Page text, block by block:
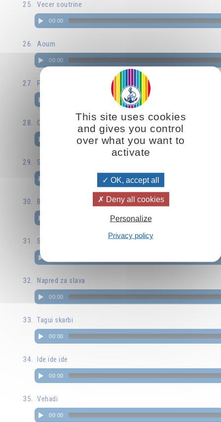
Vecer soutrine
00:00
Aoum
00:00
Pessen na zorata
Otce nach
Stani
Bojiata lioubov me ozari
Sila zdrave e bogatsvo
Napred za slava
00:00
Tagui skarbi
00:00
Ide ide ide
00:00
Vehadi
00:00
This site uses cookies
and gives you control
over what you want to
activate
OK, accept all
Deny all cookies
Personalize
Privacy policy